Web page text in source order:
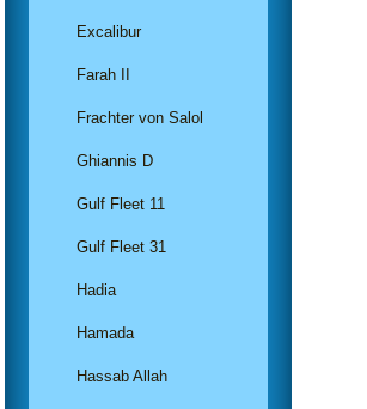
Excalibur
Farah II
Frachter von Salol
Ghiannis D
Gulf Fleet 11
Gulf Fleet 31
Hadia
Hamada
Hassab Allah